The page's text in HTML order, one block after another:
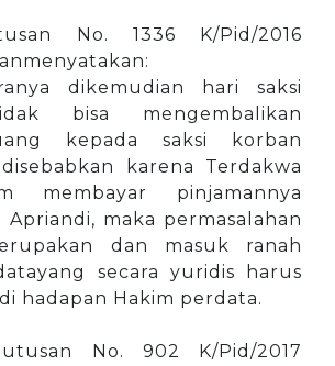
No. 1336 K/Pid/2016
dikemudian hari saksi
bisa mengembalikan
kepada saksi korban
karena Terdakwa
membayar pinjamannya
Apriandi, maka permasalahan
dan masuk ranah
secara yuridis harus
hadapan Hakim perdata.
No. 902 K/Pid/2017